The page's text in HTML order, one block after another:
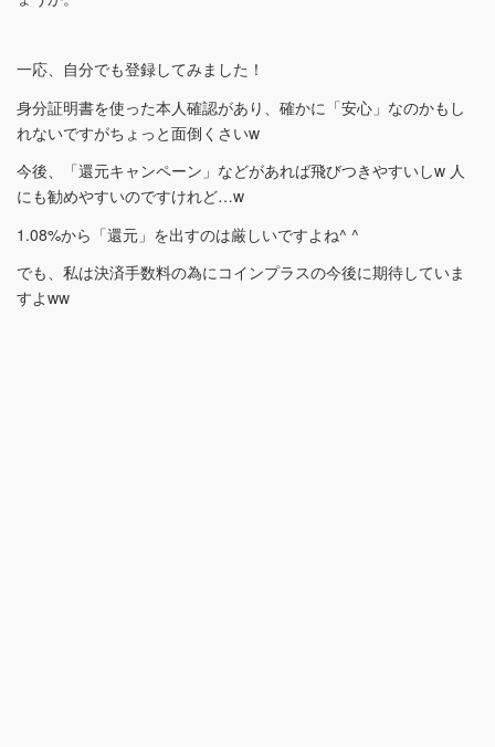
一応、自分でも登録してみました！
身分証明書を使った本人確認があり、確かに「安心」なのかもし
れないですがちょっと面倒くさいw
今後、「還元キャンペーン」などがあれば飛びつきやすいしw 人
にも勧めやすいのですけれど…w
1.08%から「還元」を出すのは厳しいですよね^ ^
でも、私は決済手数料の為にコインプラスの今後に期待していま
すよww